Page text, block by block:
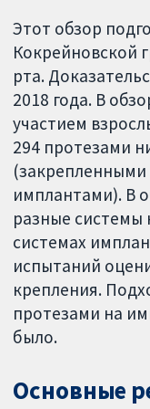
Этот обзор
Кокрейновской
рта.
2018 года. В
участием
294 протезами
имплантами). В
разные системы
системах
испытаний
крепления.
протезами на
было.
Основные